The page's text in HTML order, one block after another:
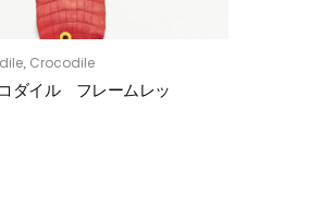
に追加
Crocodile
ダイル フレームレッ